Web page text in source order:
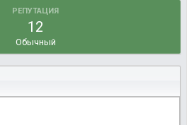
РЕПУТАЦИЯ
12
Обычный